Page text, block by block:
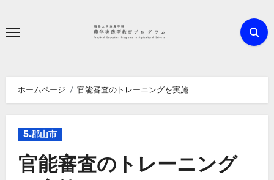
ホームページ 官能審査のトレーニングを実施
5.郡山市
官能審査のトレーニング